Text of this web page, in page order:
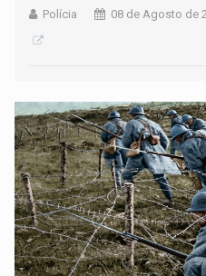
Polícia 08 de Agosto de